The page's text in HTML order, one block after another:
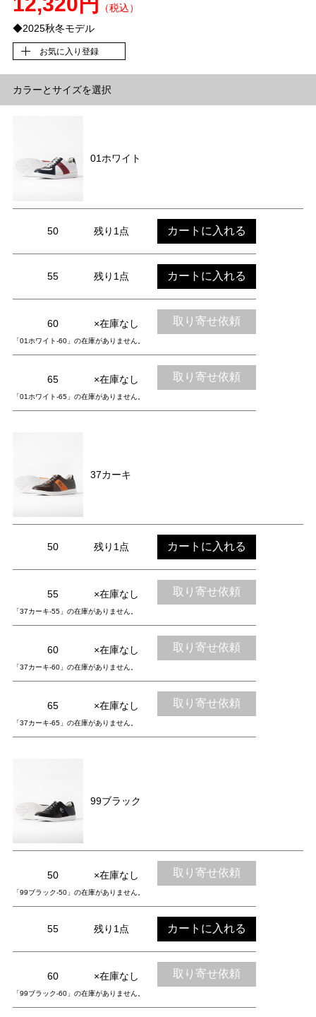
（税込）
◆2025秋冬モデル
お気に入り登録
カラーとサイズを選択
01ホワイト
50 残り1点 カートに入れる
55 残り1点 カートに入れる
60 ×在庫なし 取り寄せ依頼
「01ホワイト-60」の在庫がありません。
65 ×在庫なし 取り寄せ依頼
「01ホワイト-65」の在庫がありません。
37カーキ
50 残り1点 カートに入れる
55 ×在庫なし 取り寄せ依頼
「37カーキ-55」の在庫がありません。
60 ×在庫なし 取り寄せ依頼
「37カーキ-60」の在庫がありません。
65 ×在庫なし 取り寄せ依頼
「37カーキ-65」の在庫がありません。
99ブラック
50 ×在庫なし 取り寄せ依頼
「99ブラック-50」の在庫がありません。
55 残り1点 カートに入れる
60 ×在庫なし 取り寄せ依頼
「99ブラック-60」の在庫がありません。